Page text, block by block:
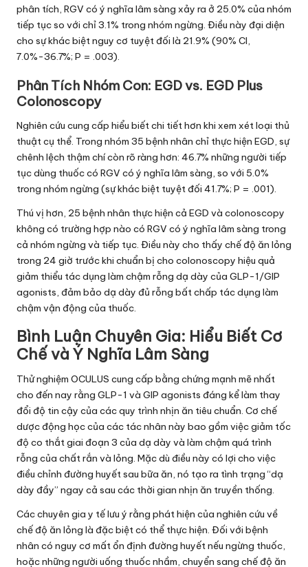
phân tích, RGV có ý nghĩa lâm sàng xảy ra ở 25.0% của nhóm
tiếp tục so với chỉ 3.1% trong nhóm ngừng. Điều này đại diện
cho sự khác biệt nguy cơ tuyệt đối là 21.9% (90% CI,
7.0%-36.7%; P = .003).
Phân Tích Nhóm Con: EGD vs. EGD Plus
Colonoscopy
Nghiên cứu cung cấp hiểu biết chi tiết hơn khi xem xét loại thủ
thuật cụ thể. Trong nhóm 35 bệnh nhân chỉ thực hiện EGD, sự
chênh lệch thậm chí còn rõ ràng hơn: 46.7% những người tiếp
tục dùng thuốc có RGV có ý nghĩa lâm sàng, so với 5.0%
trong nhóm ngừng (sự khác biệt tuyệt đối 41.7%; P = .001).
Thú vị hơn, 25 bệnh nhân thực hiện cả EGD và colonoscopy
không có trường hợp nào có RGV có ý nghĩa lâm sàng trong
cả nhóm ngừng và tiếp tục. Điều này cho thấy chế độ ăn lỏng
trong 24 giờ trước khi chuẩn bị cho colonoscopy hiệu quả
giảm thiểu tác dụng làm chậm rỗng dạ dày của GLP-1/GIP
agonists, đảm bảo dạ dày đủ rỗng bất chấp tác dụng làm
chậm vận động của thuốc.
Bình Luận Chuyên Gia: Hiểu Biết Cơ
Chế và Ý Nghĩa Lâm Sàng
Thử nghiệm OCULUS cung cấp bằng chứng mạnh mẽ nhất
cho đến nay rằng GLP-1 và GIP agonists đáng kể làm thay
đổi độ tin cậy của các quy trình nhịn ăn tiêu chuẩn. Cơ chế
dược động học của các tác nhân này bao gồm việc giảm tốc
độ co thắt giai đoạn 3 của dạ dày và làm chậm quá trình
rỗng của chất rắn và lỏng. Mặc dù điều này có lợi cho việc
điều chỉnh đường huyết sau bữa ăn, nó tạo ra tình trạng “dạ
dày đầy” ngay cả sau các thời gian nhịn ăn truyền thống.
Các chuyên gia y tế lưu ý rằng phát hiện của nghiên cứu về
chế độ ăn lỏng là đặc biệt có thể thực hiện. Đối với bệnh
nhân có nguy cơ mất ổn định đường huyết nếu ngừng thuốc,
hoặc những người uống thuốc nhầm, chuyển sang chế độ ăn